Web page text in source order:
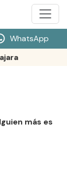
WhatsApp
más es